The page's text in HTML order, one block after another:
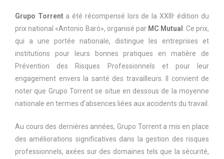
Grupo Torrent a été récompensé lors de la XXIIIᵉ édition du
prix national «Antonio Baró», organisé par MC Mutual
. Ce prix,
qui a une portée nationale, distingue les entreprises et
institutions pour leurs bonnes pratiques en matière de
Prévention des Risques Professionnels et pour leur
engagement envers la santé des travailleurs. Il convient de
noter que Grupo Torrent se situe en dessous de la moyenne
nationale en termes d’absences liées aux accidents du travail.
Au cours des dernières années, Grupo Torrent a mis en place
des améliorations significatives dans la gestion des risques
professionnels, axées sur des domaines tels que la sécurité,